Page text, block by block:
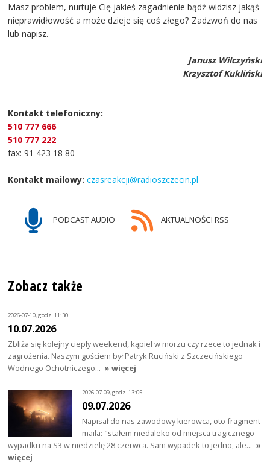
Masz problem, nurtuje Cię jakieś zagadnienie bądź widzisz jakąś
nieprawidłowość a może dzieje się coś złego? Zadzwoń do nas
lub napisz.
Janusz Wilczyński
Krzysztof Kukliński
Kontakt telefoniczny:
510 777 666
510 777 222
fax: 91 423 18 80
Kontakt mailowy: czasreakcji@radioszczecin.pl
PODCAST AUDIO AKTUALNOŚCI RSS
Zobacz także
2026-07-10, godz. 11:30
10.07.2026
Zbliża się kolejny ciepły weekend, kąpiel w morzu czy rzece to jednak i
zagrożenia. Naszym gościem był Patryk Ruciński z Szczecińskiego
Wodnego Ochotniczego… » więcej
2026-07-09, godz. 13:05
09.07.2026
Napisał do nas zawodowy kierowca, oto fragment
maila: "stałem niedaleko od miejsca tragicznego
wypadku na S3 w niedzielę 28 czerwca. Sam wypadek to jedno, ale… »
więcej